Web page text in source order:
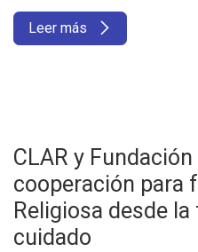
Leer más
CLAR y
cooperación para
Religiosa desde
cuidado